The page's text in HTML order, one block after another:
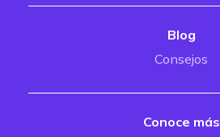
Blog
Consejos
Conoce más